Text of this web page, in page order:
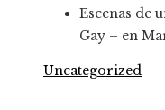
Escenas de
Gay – en
Uncategorized